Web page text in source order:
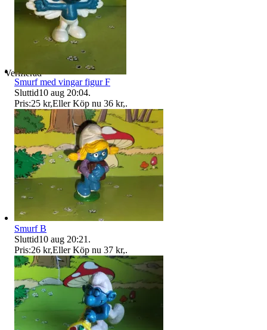
Verifierad
Smurf med vingar figur F
Sluttid10 aug 20:04.
Pris:25 kr,Eller Köp nu 36 kr,.
Smurf B
Sluttid10 aug 20:21 .
Pris:26 kr,Eller Köp nu 37 kr,.